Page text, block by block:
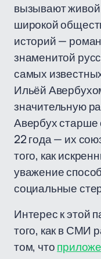
вызывают живой
широкой
историй —
знаменитой
самых
Ильёй
значительную
Авербух старше
22 года — их
того, как
уважение
социальные
Интерес к этой
того, как в СМИ
том, что